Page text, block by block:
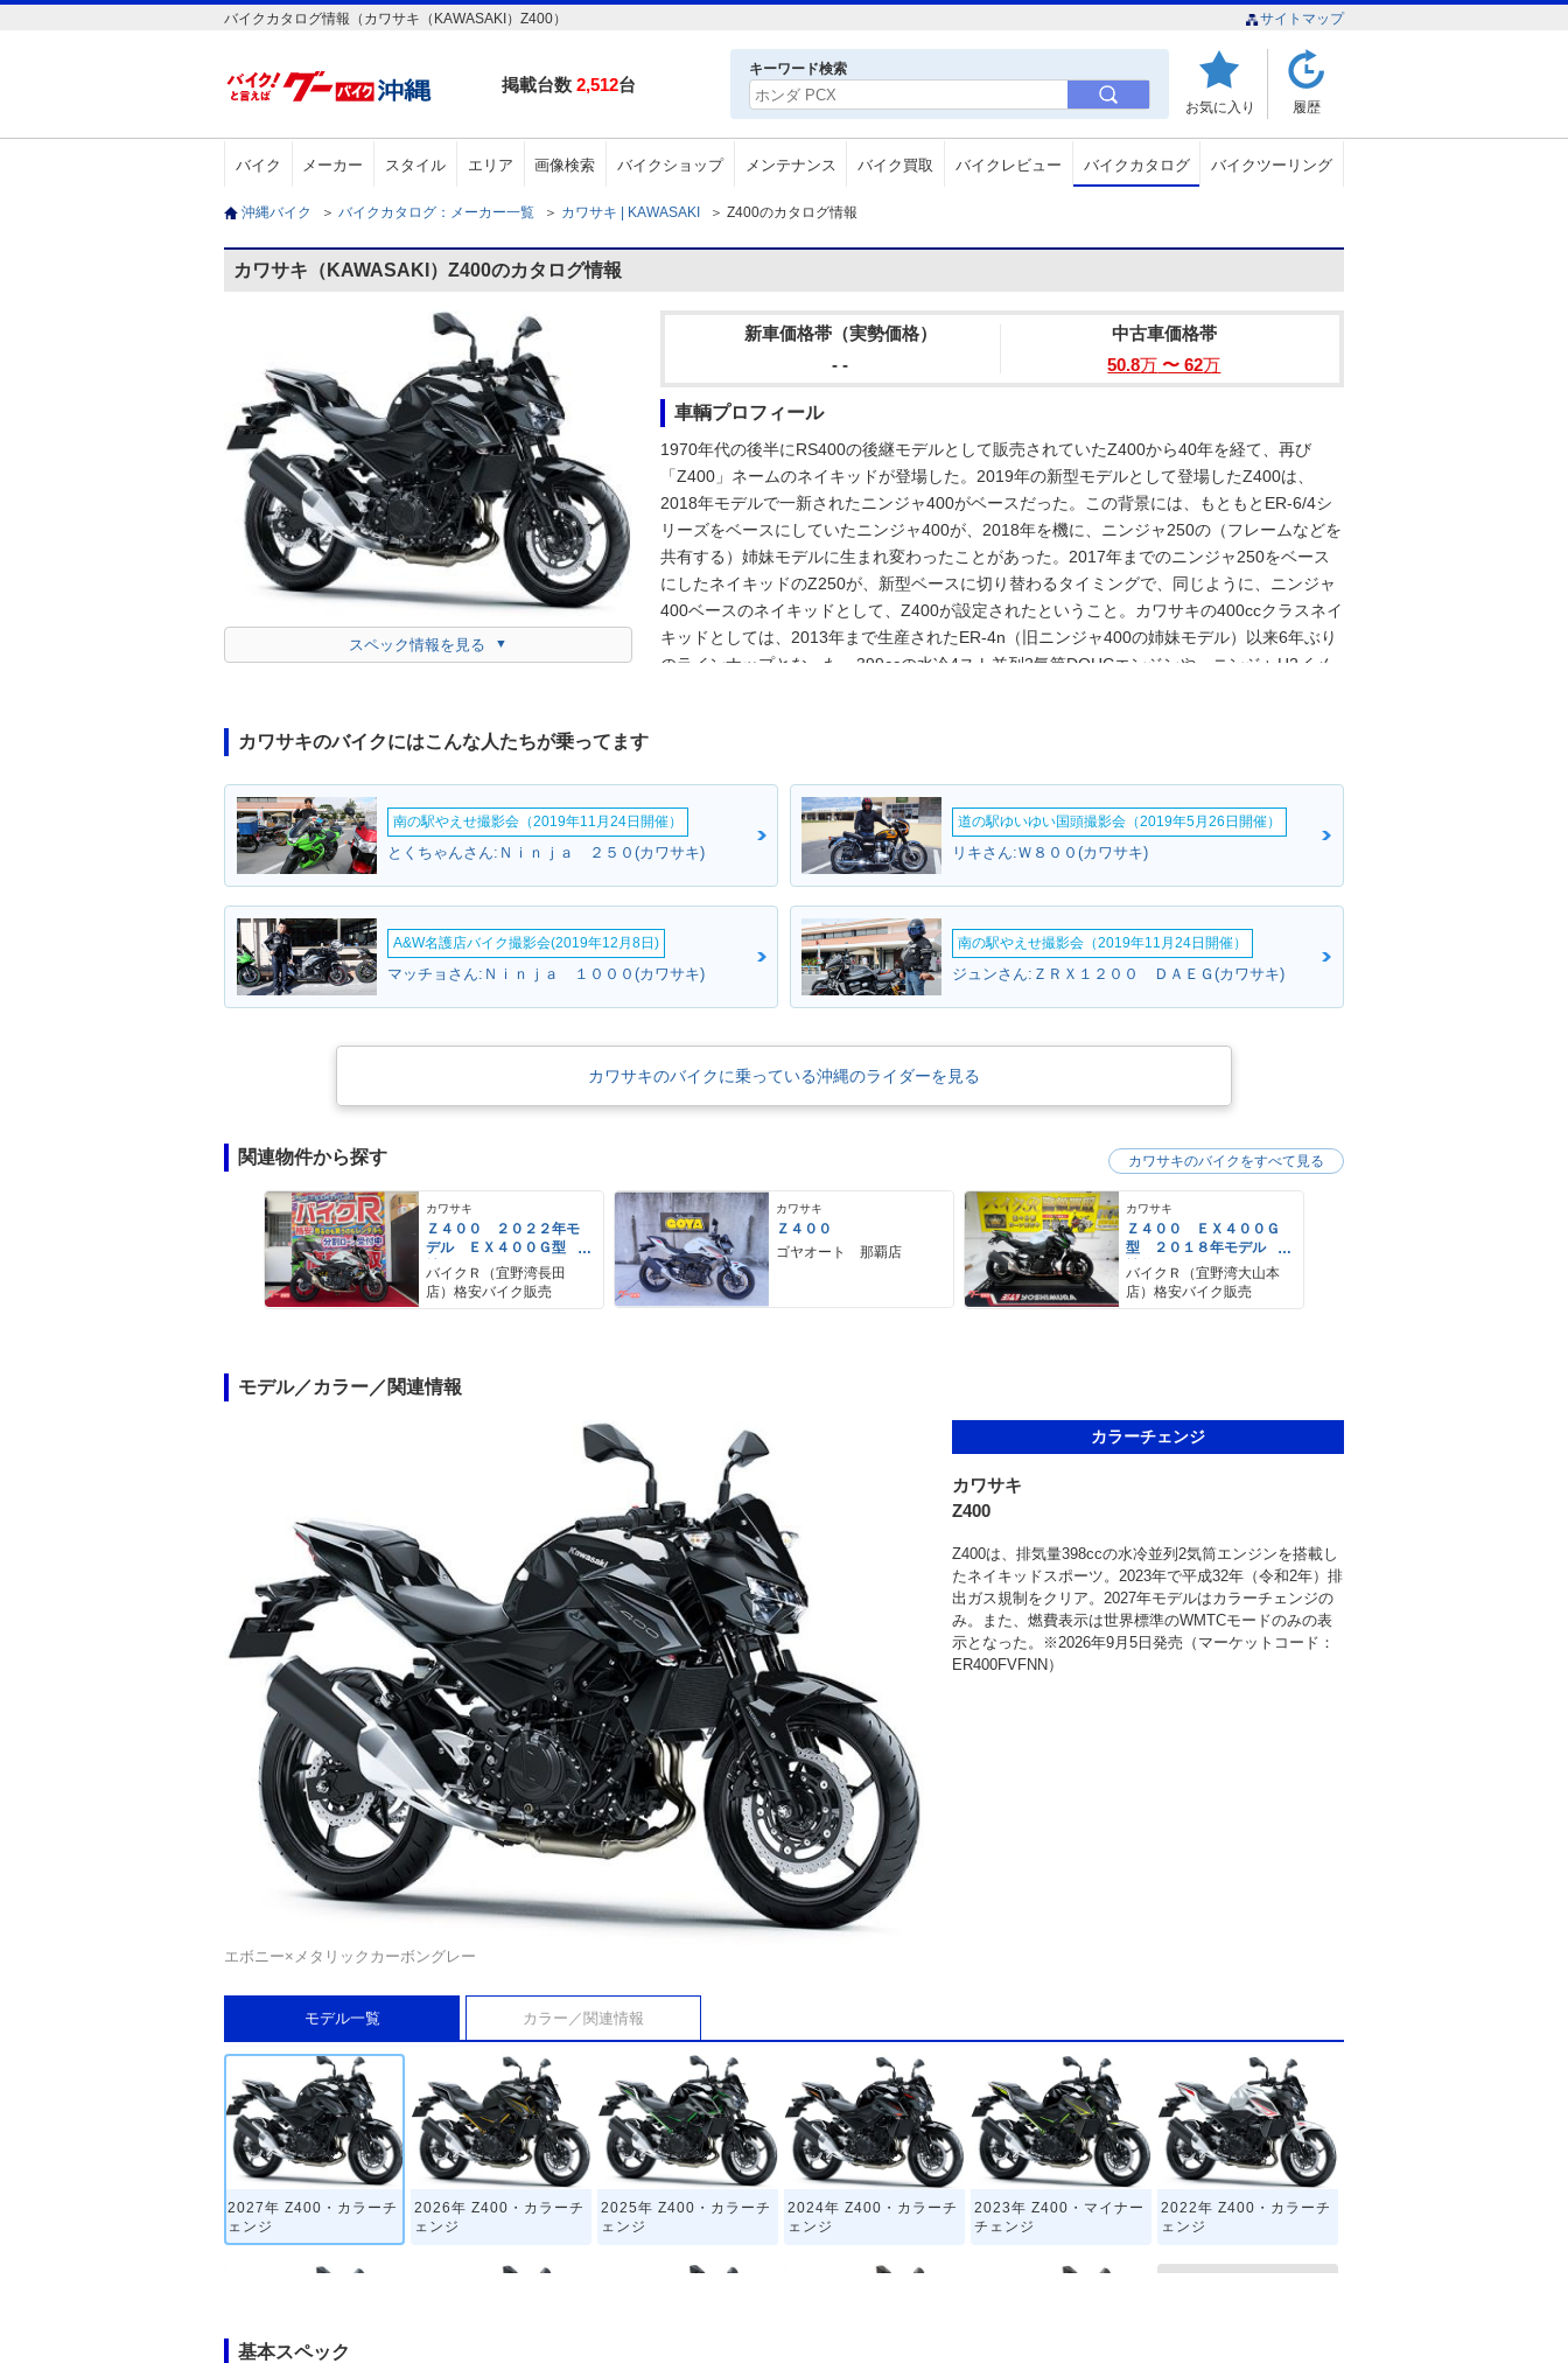
バイクカタログ情報（カワサキ（KAWASAKI）Z400） サイトマップ
掲載台数 2,512台
キーワード検索
お気に入り 履歴
バイク メーカー スタイル エリア 画像検索 バイクショップ メンテナンス バイク買取 バイクレビュー バイクカタログ バイクツーリング
沖縄バイク ＞ バイクカタログ：メーカー一覧 ＞ カワサキ | KAWASAKI ＞ Z400のカタログ情報
カワサキ（KAWASAKI）Z400のカタログ情報
スペック情報を見る
新車価格帯（実勢価格）
- -
中古車価格帯
50.8万 〜 62万
車輌プロフィール
1970年代の後半にRS400の後継モデルとして販売されていたZ400から40年を経て、再び
「Z400」ネームのネイキッドが登場した。2019年の新型モデルとして登場したZ400は、
2018年モデルで一新されたニンジャ400がベースだった。この背景には、もともとER-6/4シ
リーズをベースにしていたニンジャ400が、2018年を機に、ニンジャ250の（フレームなどを
共有する）姉妹モデルに生まれ変わったことがあった。2017年までのニンジャ250をベース
にしたネイキッドのZ250が、新型ベースに切り替わるタイミングで、同じように、ニンジャ
400ベースのネイキッドとして、Z400が設定されたということ。カワサキの400ccクラスネイ
キッドとしては、2013年まで生産されたER-4n（旧ニンジャ400の姉妹モデル）以来6年ぶり
のラインナップとなった。399ccの水冷4スト並列2気筒DOHCエンジンや、ニンジャH2イメ
（令和2年）排出ガス規制に適合した。
カワサキのバイクにはこんな人たちが乗ってます
南の駅やえせ撮影会（2019年11月24日開催）
とくちゃんさん:Ｎｉｎｊａ ２５０(カワサキ)
道の駅ゆいゆい国頭撮影会（2019年5月26日開催）
リキさん:Ｗ８００(カワサキ)
A&W名護店バイク撮影会(2019年12月8日)
マッチョさん:Ｎｉｎｊａ １０００(カワサキ)
南の駅やえせ撮影会（2019年11月24日開催）
ジュンさん:ＺＲＸ１２００ ＤＡＥＧ(カワサキ)
カワサキのバイクに乗っている沖縄のライダーを見る
関連物件から探す
カワサキ
Ｚ４００ ２０２２年モ
デル ＥＸ４００Ｇ型
社外エンジンガードスラ
イダー ＬＥＤヘッドラ
イト サイドスタンド
バイクＲ（宜野湾長田
店）格安バイク販売
カワサキ
Ｚ４００
ゴヤオート 那覇店
カワサキ
Ｚ４００ ＥＸ４００Ｇ
型 ２０１８年モデル
社外レバー スペアキ
ー サイドスタンド
バイクＲ（宜野湾大山本
店）格安バイク販売
カワサキのバイクをすべて見る
モデル／カラー／関連情報
エボニー×メタリックカーボングレー
カラーチェンジ
カワサキ
Z400
Z400は、排気量398ccの水冷並列2気筒エンジンを搭載し
たネイキッドスポーツ。2023年で平成32年（令和2年）排
出ガス規制をクリア。2027年モデルはカラーチェンジの
み。また、燃費表示は世界標準のWMTCモードのみの表
示となった。※2026年9月5日発売（マーケットコード：
ER400FVFNN）
モデル一覧 カラー／関連情報
2027年 Z400・カラーチ
ェンジ
2026年 Z400・カラーチ
ェンジ
2025年 Z400・カラーチ
ェンジ
2024年 Z400・カラーチ
ェンジ
2023年 Z400・マイナー
チェンジ
2022年 Z400・カラーチ
ェンジ
基本スペック